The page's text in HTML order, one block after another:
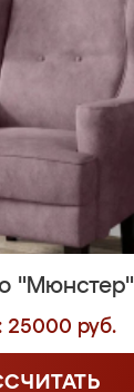
"Мюнстер"
25000 руб.